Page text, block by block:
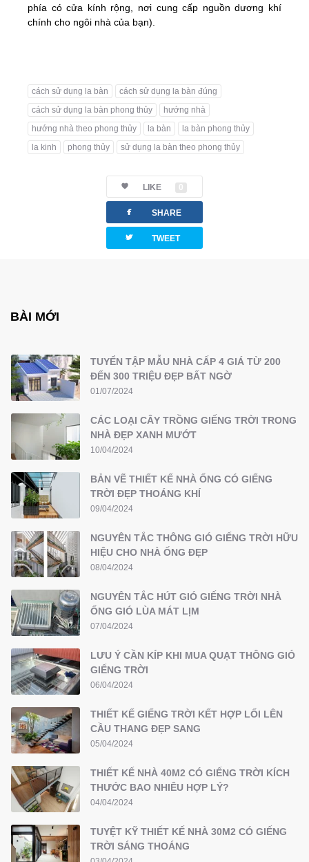
phía có cửa kính rộng, nơi cung cấp nguồn dương khí
chính cho ngôi nhà của bạn).
cách sử dụng la bàn
cách sử dụng la bàn đúng
cách sử dụng la bàn phong thủy
hướng nhà
hướng nhà theo phong thủy
la bàn
la bàn phong thủy
la kinh
phong thủy sử dụng la bàn theo phong thủy
LIKE 0
facebook SHARE
twitterbird TWEET
BÀI MỚI
TUYỂN TẬP MẪU NHÀ CẤP 4 GIÁ TỪ 200
ĐẾN 300 TRIỆU ĐẸP BẤT NGỜ
01/07/2024
CÁC LOẠI CÂY TRỒNG GIẾNG TRỜI TRONG
NHÀ ĐẸP XANH MƯỚT
10/04/2024
BẢN VẼ THIẾT KẾ NHÀ ỐNG CÓ GIẾNG
TRỜI ĐẸP THOÁNG KHÍ
09/04/2024
NGUYÊN TẮC THÔNG GIÓ GIẾNG TRỜI HỮU
HIỆU CHO NHÀ ỐNG ĐẸP
08/04/2024
NGUYÊN TẮC HÚT GIÓ GIẾNG TRỜI NHÀ
ỐNG GIÓ LÙA MÁT LỊM
07/04/2024
LƯU Ý CẦN KÍP KHI MUA QUẠT THÔNG GIÓ
GIẾNG TRỜI
06/04/2024
THIẾT KẾ GIẾNG TRỜI KẾT HỢP LỐI LÊN
CẦU THANG ĐẸP SANG
05/04/2024
THIẾT KẾ NHÀ 40M2 CÓ GIẾNG TRỜI KÍCH
THƯỚC BAO NHIÊU HỢP LÝ?
04/04/2024
TUYỆT KỸ THIẾT KẾ NHÀ 30M2 CÓ GIẾNG
TRỜI SÁNG THOÁNG